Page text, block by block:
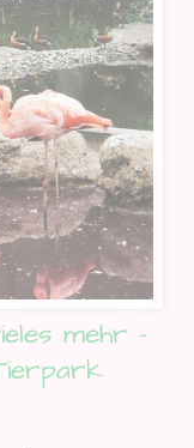
mehr -